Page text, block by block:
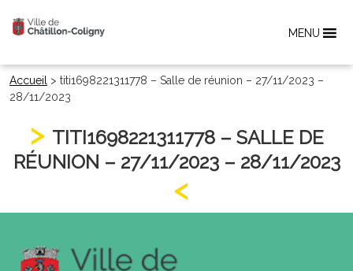
MENU
Accueil > titi1698221311778 – Salle de réunion – 27/11/2023 –
28/11/2023
TITI1698221311778 – SALLE DE
RÉUNION – 27/11/2023 – 28/11/2023